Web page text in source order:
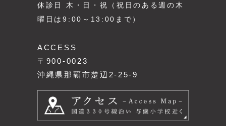
休診日 木・日・祝（祝日のある週の木
曜日は9:00～13:00まで）
ACCESS
〒900-0023
沖縄県那覇市楚辺2-25-9